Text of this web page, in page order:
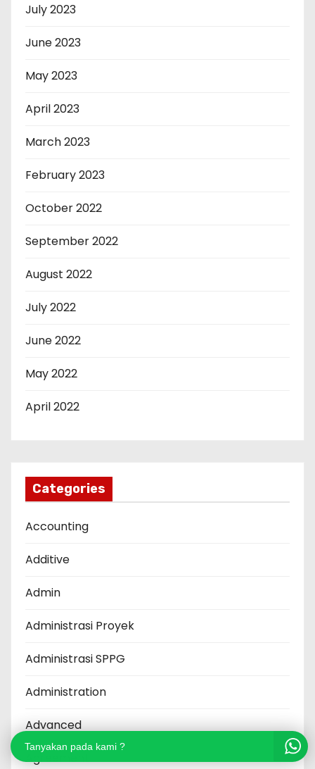
July 2023
June 2023
May 2023
April 2023
March 2023
February 2023
October 2022
September 2022
August 2022
July 2022
June 2022
May 2022
April 2022
Categories
Accounting
Additive
Admin
Administrasi Proyek
Administrasi SPPG
Administration
Advanced
Agreement
Tanyakan pada kami ?